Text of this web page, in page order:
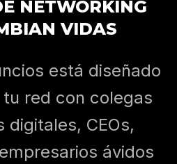
NETWORKING
VIDAS
está diseñado
red con colegas
digitales, CEOs,
ávidos